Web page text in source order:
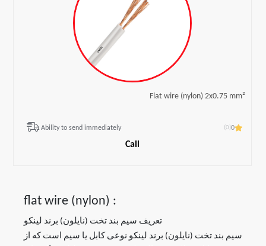
Flat wire (nylon) 2x0.75 mm²
Ability to send immediately 0
(0)
Call
flat wire (nylon) :
تعریف سیم بند تخت (نایلون) برند لینکو
سیم بند تخت (نایلون) برند لینکو نوعی کابل یا سیم است که از